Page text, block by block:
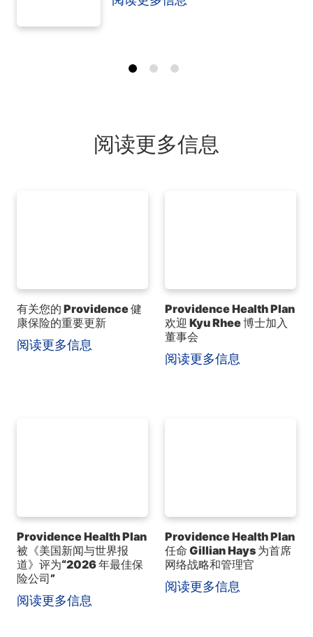
阅读更多信息
有关您的 Providence 健
康保险的重要更新
阅读更多信息
Providence Health Plan
欢迎 Kyu Rhee 博士加入
董事会
阅读更多信息
Providence Health Plan
被《美国新闻与世界报
道》评为“2026 年最佳保
险公司”
阅读更多信息
Providence Health Plan
任命 Gillian Hays 为首席
网络战略和管理官
阅读更多信息